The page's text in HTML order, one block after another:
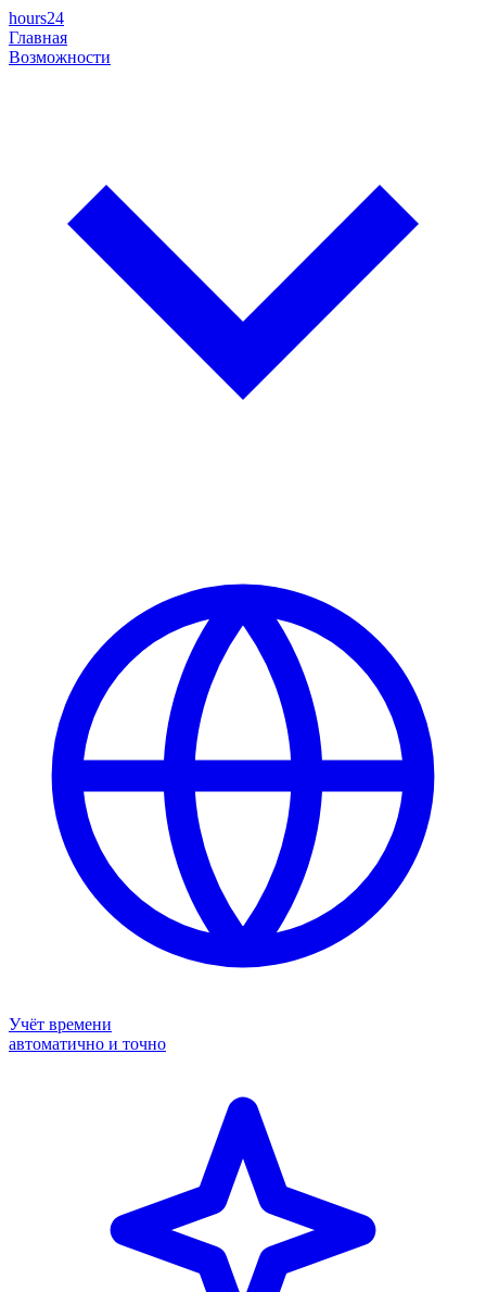
hours24
Главная
Возможности
Учёт времени
автоматично и точно